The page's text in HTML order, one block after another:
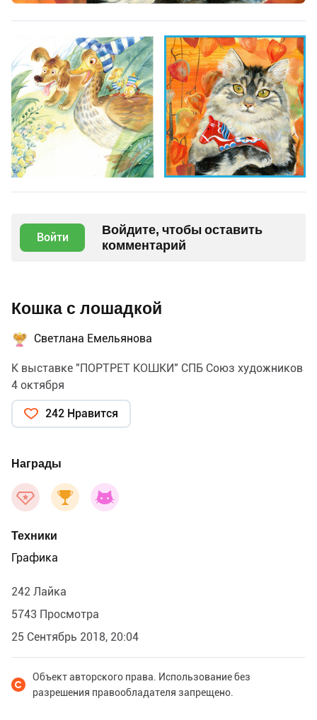
Войти
Войдите, чтобы оставить
комментарий
Кошка с лошадкой
Светлана Емельянова
К выставке "ПОРТРЕТ КОШКИ" СПБ Союз художников
4 октября
242 Нравится
Награды
Техники
Графика
242 Лайка
5743 Просмотра
25 Сентябрь 2018, 20:04
Объект авторского права. Использование без
разрешения правообладателя запрещено.